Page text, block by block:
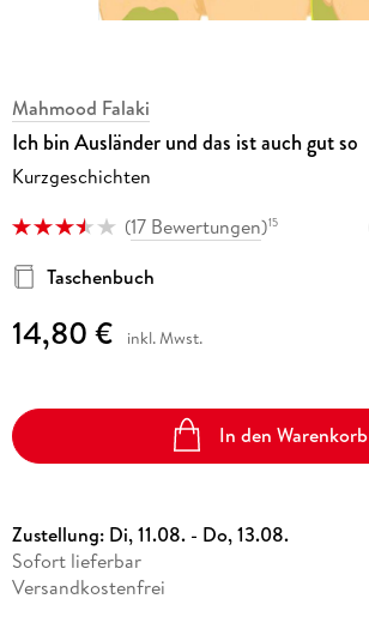
Mahmood Falaki
Ich bin Ausländer und das ist auch gut so
Kurzgeschichten
(17 Bewertungen)15
Taschenbuch
14,80 € inkl. Mwst.
In den Warenkorb
Zustellung: Di, 11.08. - Do, 13.08.
Sofort lieferbar
Versandkostenfrei